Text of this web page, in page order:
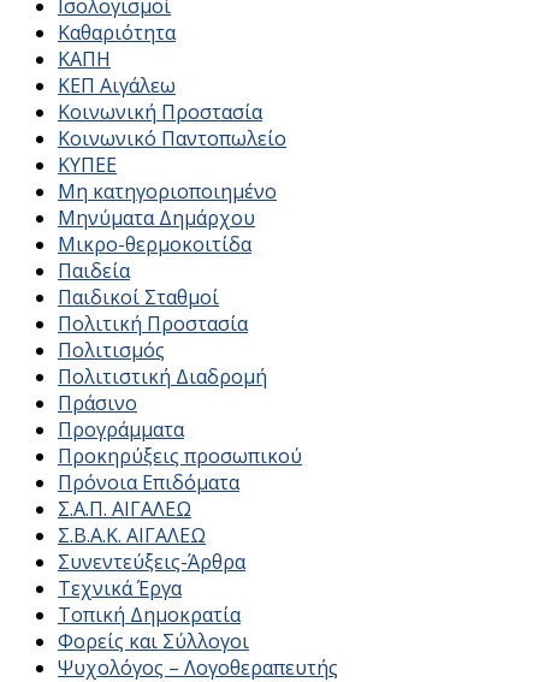
Ισολογισμοί
Καθαριότητα
ΚΑΠΗ
ΚΕΠ Αιγάλεω
Κοινωνική Προστασία
Κοινωνικό Παντοπωλείο
ΚΥΠΕΕ
Μη κατηγοριοποιημένο
Μηνύματα Δημάρχου
Μικρο-θερμοκοιτίδα
Παιδεία
Παιδικοί Σταθμοί
Πολιτική Προστασία
Πολιτισμός
Πολιτιστική Διαδρομή
Πράσινο
Προγράμματα
Προκηρύξεις προσωπικού
Πρόνοια Επιδόματα
Σ.Α.Π. ΑΙΓΑΛΕΩ
Σ.Β.Α.Κ. ΑΙΓΑΛΕΩ
Συνεντεύξεις-Άρθρα
Τεχνικά Έργα
Τοπική Δημοκρατία
Φορείς και Σύλλογοι
Ψυχολόγος – Λογοθεραπευτής